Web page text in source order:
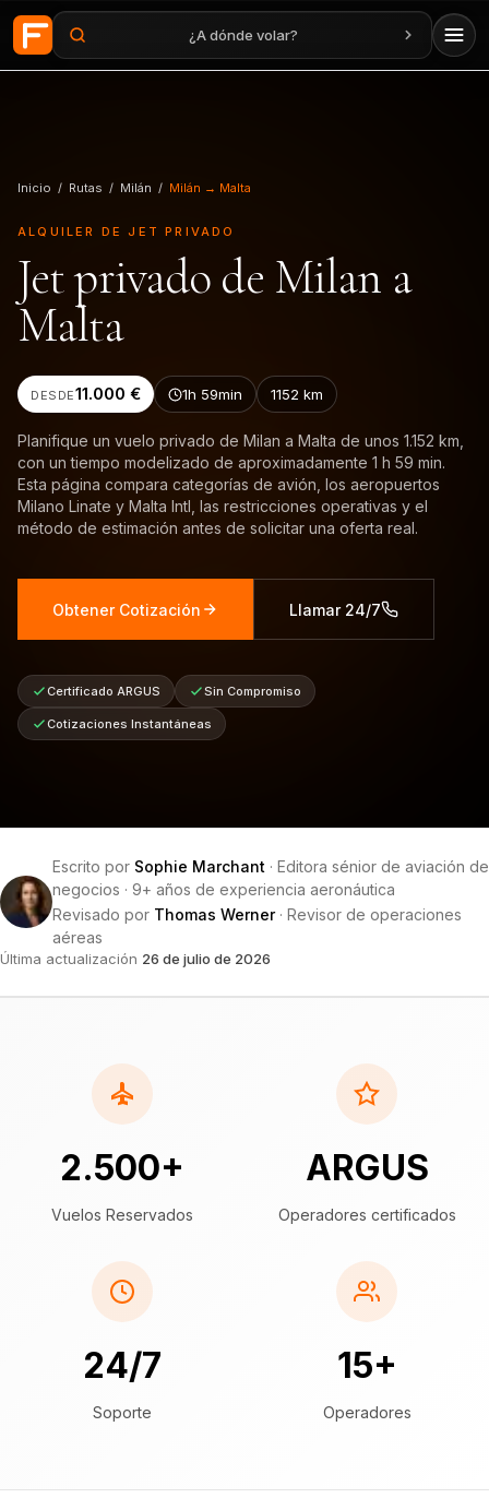
Saltar al contenido principal
¿A dónde volar?
Inicio / Rutas / Milán / Milán → Malta
ALQUILER DE JET PRIVADO
Jet privado de Milan a
Malta
DESDE11.000 € 1h 59min 1152 km
Planifique un vuelo privado de Milan a Malta de unos 1.152 km,
con un tiempo modelizado de aproximadamente 1 h 59 min.
Esta página compara categorías de avión, los aeropuertos
Milano Linate y Malta Intl, las restricciones operativas y el
método de estimación antes de solicitar una oferta real.
Obtener Cotización Llamar 24/7
Certificado ARGUS Sin Compromiso
Cotizaciones Instantáneas
Escrito por Sophie Marchant · Editora sénior de aviación de
negocios · 9+ años de experiencia aeronáutica
Revisado por Thomas Werner· Revisor de operaciones
aéreas
Última actualización 26 de julio de 2026
2.500+
Vuelos Reservados
ARGUS
Operadores certificados
24/7
Soporte
15+
Operadores